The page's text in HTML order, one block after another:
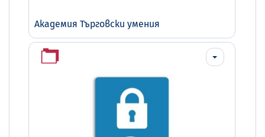
Академия Търговски умения